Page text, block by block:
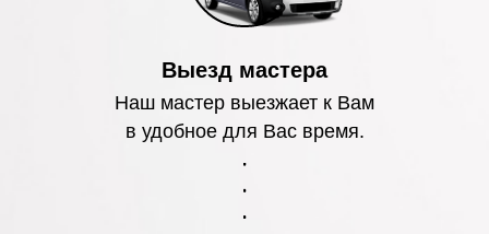
Выезд мастера
Наш мастер выезжает к Вам
в удобное для Вас время.